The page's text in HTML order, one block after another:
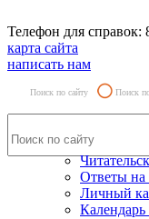
Телефон для
карта сайта
написать нам
Поиск по сайту Поиск
Ответы на
Личный